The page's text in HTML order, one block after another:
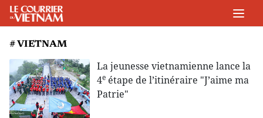
# VIETNAM
La jeunesse vietnamienne lance la
4e étape de l’itinéraire "J’aime ma
Patrie"